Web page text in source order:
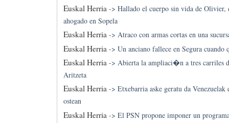
Euskal Herria -> Hallado el cuerpo sin vida de
ahogado en Sopela
Euskal Herria-> Atraco con armas cortas en una
Euskal Herria -> Un anciano fallece en Segura cuando
Euskal Herria-> Abierta la ampliaci�n a tres carriles
Aritzeta
Euskal Herria-> Etxebarria aske geratu da Venezuelak
ostean
Euskal Herria -> El PSN propone imponer un